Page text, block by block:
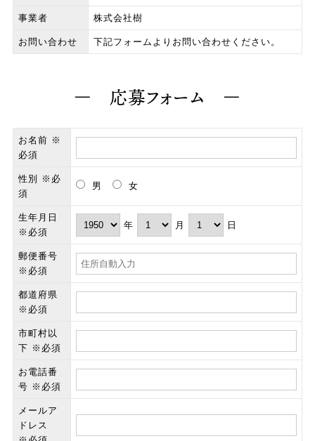
事業者 株式会社樹
お問い合わせ 下記フォームよりお問い合わせください。
応募フォーム
お名前 ※
必須
性別 ※必
須
男 女
生年月日
※必須
年 月 日
郵便番号
※必須
都道府県
※必須
市町村以
下 ※必須
お電話番
号 ※必須
メールア
ドレス